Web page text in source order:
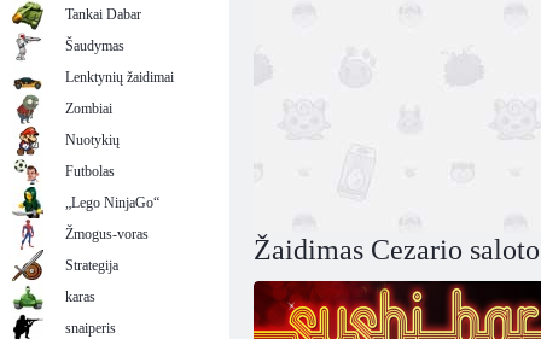
Žaidimas Cezario
Tankai Dabar
Šaudymas
Lenktynių žaidimai
Zombiai
Nuotykių
Futbolas
„Lego NinjaGo“
Žmogus-voras
Strategija
karas
snaiperis